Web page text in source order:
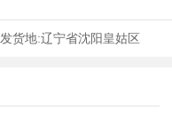
发货地:辽宁省沈阳皇姑区